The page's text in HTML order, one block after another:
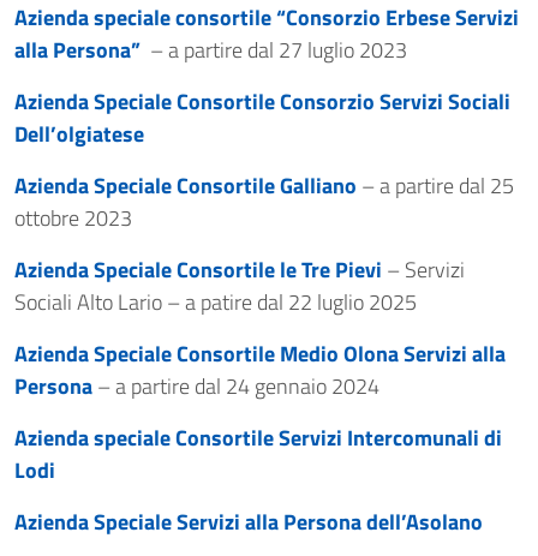
Azienda speciale consortile “Consorzio Erbese Servizi
alla Persona” – a partire dal 27 luglio 2023
Azienda Speciale Consortile Consorzio Servizi Sociali
Dell’olgiatese
Azienda Speciale Consortile Galliano – a partire dal 25
ottobre 2023
Azienda Speciale Consortile le Tre Pievi – Servizi
Sociali Alto Lario – a patire dal 22 luglio 2025
Azienda Speciale Consortile Medio Olona Servizi alla
Persona– a partire dal 24 gennaio 2024
Azienda speciale Consortile Servizi Intercomunali di
Lodi
Azienda Speciale Servizi alla Persona dell’Asolano